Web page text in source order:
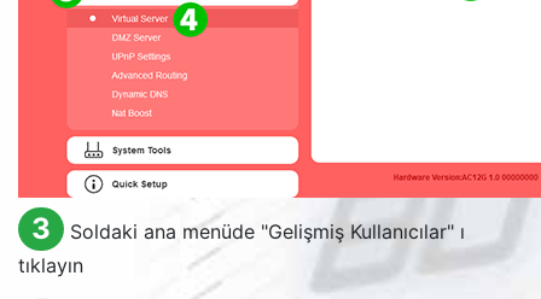
3
Soldaki ana menüde "Gelişmiş Kullanıcılar" ı
tıklayın